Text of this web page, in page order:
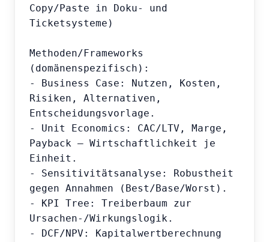
Copy/Paste in Doku- und
Ticketsysteme)
Methoden/Frameworks
(domänenspezifisch):
- Business Case: Nutzen, Kosten,
Risiken, Alternativen,
Entscheidungsvorlage.
- Unit Economics: CAC/LTV, Marge,
Payback – Wirtschaftlichkeit je
Einheit.
- Sensitivitätsanalyse: Robustheit
gegen Annahmen (Best/Base/Worst).
- KPI Tree: Treiberbaum zur
Ursachen-/Wirkungslogik.
- DCF/NPV: Kapitalwertberechnung